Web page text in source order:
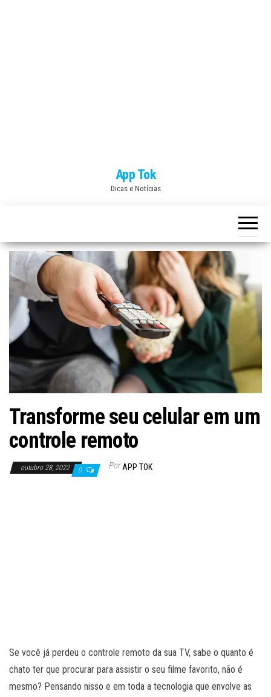
App Tok
Dicas e Notícias
Transforme seu celular em um
controle remoto
outubro 28, 2022 0 Por APP TOK
Se você já perdeu o controle remoto da sua TV, sabe o quanto é
chato ter que procurar para assistir o seu filme favorito, não é
mesmo? Pensando nisso e em toda a tecnologia que envolve as